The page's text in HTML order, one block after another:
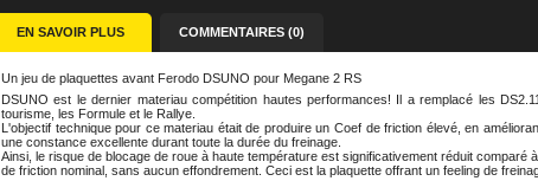
EN SAVOIR PLUS COMMENTAIRES (0)
Un jeu de plaquettes avant Ferodo DSUNO pour Megane 2 RS
DSUNO est le dernier materiau compétition hautes performances! Il a remplacé les
tourisme, les Formule et le Rallye.
L'objectif technique pour ce materiau était de produire un Coef de friction élevé, en
une constance excellente durant toute la durée du freinage.
Ainsi, le risque de blocage de roue à haute température est significativement réduit comparé
de friction nominal, sans aucun effondrement. Ceci est la plaquette offrant un feeling de